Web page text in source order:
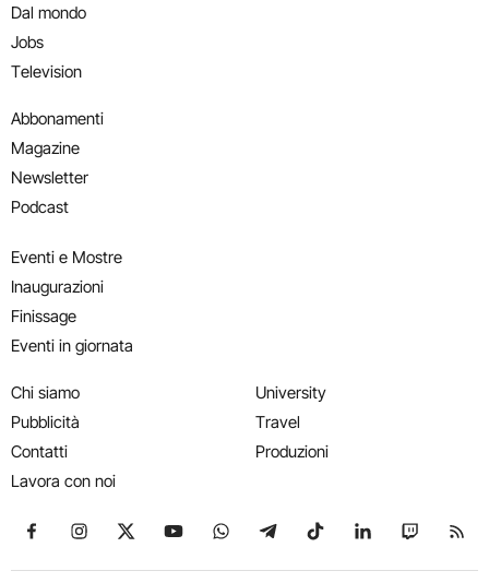
Dal mondo
Jobs
Television
Abbonamenti
Magazine
Newsletter
Podcast
Eventi e Mostre
Inaugurazioni
Finissage
Eventi in giornata
Chi siamo
Pubblicità
Contatti
Lavora con noi
University
Travel
Produzioni
Seguici su Facebook
Seguici su Instagram
Seguici su X
Seguici su YouTube
Seguici su WhatsApp
Seguici su Telegram
Seguici su TikTok
Seguici su
Seguici